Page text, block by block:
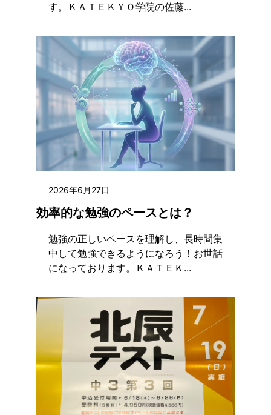
す。ＫＡＴＥＫＹＯ学院の佐藤...
2026年6月27日
効率的な勉強のペースとは？
勉強の正しいペースを理解し、長時間集
中して勉強できるようになろう！お世話
になっております。ＫＡＴＥＫ...